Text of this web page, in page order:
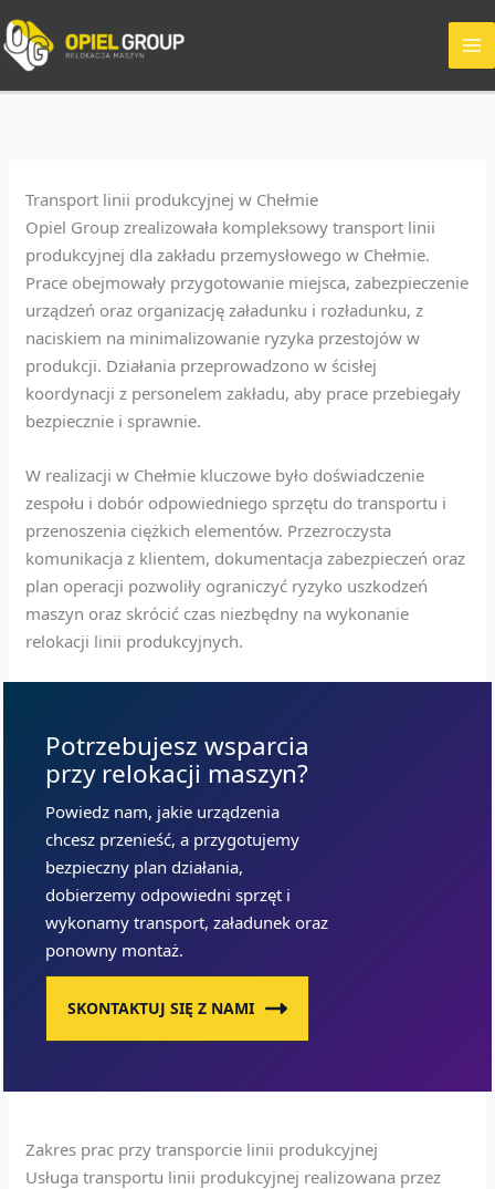
do
treści
Transport linii produkcyjnej w Chełmie
Opiel Group zrealizowała kompleksowy transport linii
produkcyjnej dla zakładu przemysłowego w Chełmie.
Prace obejmowały przygotowanie miejsca, zabezpieczenie
urządzeń oraz organizację załadunku i rozładunku, z
naciskiem na minimalizowanie ryzyka przestojów w
produkcji. Działania przeprowadzono w ścisłej
koordynacji z personelem zakładu, aby prace przebiegały
bezpiecznie i sprawnie.
W realizacji w Chełmie kluczowe było doświadczenie
zespołu i dobór odpowiedniego sprzętu do transportu i
przenoszenia ciężkich elementów. Przezroczysta
komunikacja z klientem, dokumentacja zabezpieczeń oraz
plan operacji pozwoliły ograniczyć ryzyko uszkodzeń
maszyn oraz skrócić czas niezbędny na wykonanie
relokacji linii produkcyjnych.
Potrzebujesz wsparcia
przy relokacji maszyn?
Powiedz nam, jakie urządzenia
chcesz przenieść, a przygotujemy
bezpieczny plan działania,
dobierzemy odpowiedni sprzęt i
wykonamy transport, załadunek oraz
ponowny montaż.
SKONTAKTUJ SIĘ Z NAMI
Zakres prac przy transporcie linii produkcyjnej
Usługa transportu linii produkcyjnej realizowana przez